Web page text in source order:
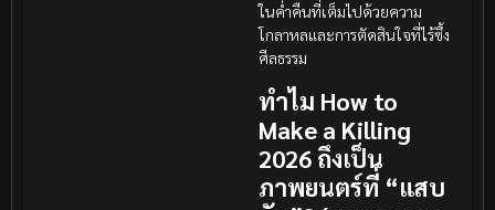
ในค่ำคืนที่เต็มไปด้วยความ
โกลาหลและการตัดสินใจที่ไร้ซึ้ง
ศีลธรรม
ทำไม How to
Make a Killing
2026 ถึงเป็น
ภาพยนตร์ที่ “แสบ